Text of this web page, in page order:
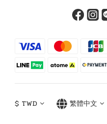
$ TWD 繁體中文